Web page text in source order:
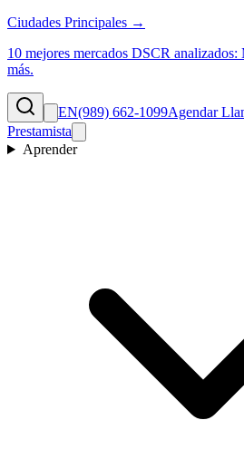
Ciudades Principales →
10 mejores mercados DSCR
más.
EN(989) 662-1099Agendar
Prestamista
Aprender